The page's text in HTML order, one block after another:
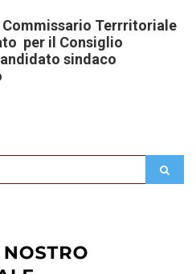
Commissario Terrritoriale
per il Consiglio
sindaco